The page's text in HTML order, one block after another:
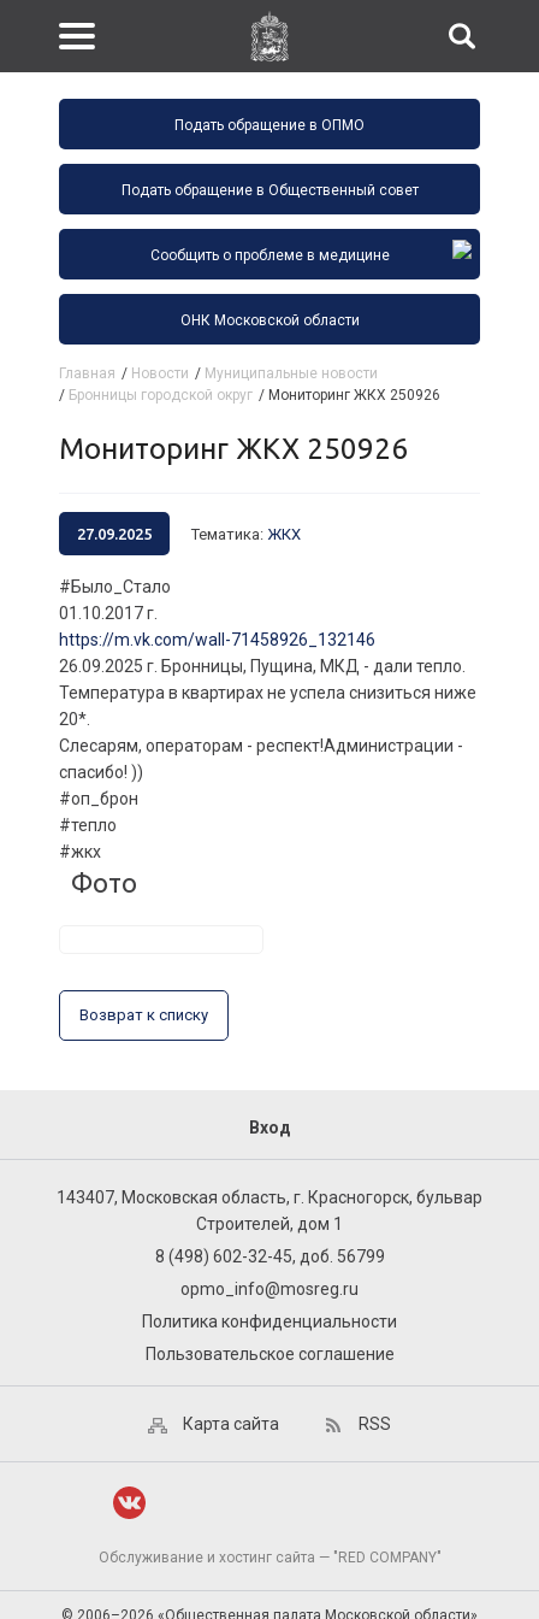
Подать обращение в ОПМО
Подать обращение в Общественный совет
Сообщить о проблеме в медицине
ОНК Московской области
Главная / Новости / Муниципальные новости
/ Бронницы городской округ / Мониторинг ЖКХ 250926
Мониторинг ЖКХ 250926
27.09.2025 Тематика: ЖКХ
#Было_Стало
01.10.2017 г.
https://m.vk.com/wall-71458926_132146
26.09.2025 г. Бронницы, Пущина, МКД - дали тепло.
Температура в квартирах не успела снизиться ниже
20*.
Слесарям, операторам - респект!Администрации -
спасибо! ))
#оп_брон
#тепло
#жкх
Фото
Возврат к списку
Вход
143407, Московская область, г. Красногорск, бульвар
Строителей, дом 1
8 (498) 602-32-45, доб. 56799
opmo_info@mosreg.ru
Политика конфиденциальности
Пользовательское соглашение
Карта сайта RSS
Обслуживание и хостинг сайта — "RED COMPANY"
© 2006–2026 «Общественная палата Московской области»